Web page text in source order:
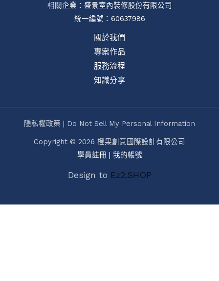
相關企業： 盛景室內裝修股份有限公司
統一編號：60637986
關於我們
專案作品
服務流程
知識分享
隱私權政策 | Do Not Sell My Personal Information
Copyright © 2026 橙果創意國際設計有限公司
學員註冊 | 我的帳號
Design to Ez2.SHOP